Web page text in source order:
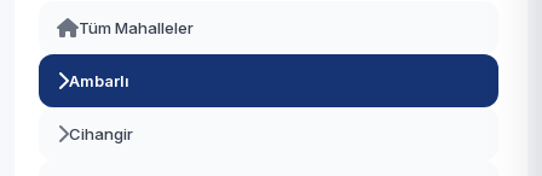
Başakşehir
Beşiktaş
Tüm Mahalleler
Ambarlı
Cihangir